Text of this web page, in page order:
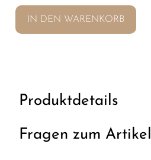
IN DEN WARENKORB
Produktdetails
Fragen zum Artikel